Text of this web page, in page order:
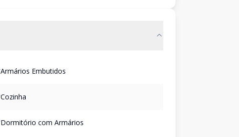
Armários Embutidos
Cozinha
Dormitório com Armários